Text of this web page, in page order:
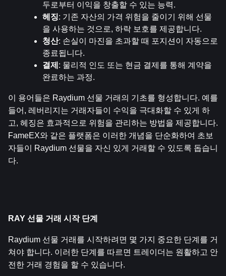
두로부터 이익을 창출할 수 있는 능력.
헤징: 기존 자산의 가격 위험을 줄이기 위해 선물
을 사용하는 것으로, 하락 보호를 제공합니다.
청산: 손실이 마진을 초과할 때 포지션이 자동으로
종료됩니다.
결제 : 물리적 인도 또는 현금 결제를 통해 계약을
완료하는 과정.
이 용어들은 Raydium 선물 거래의 기초를 형성합니다. 예를
들어, 레버리지는 거래자들이 수익을 극대화할 수 있게 하
고, 헤징은 효과적으로 위험을 관리하는 방법을 제공합니다.
FameEX와 같은 플랫폼은 이러한 개념을 단순화하여 초보
자들이 Raydium 선물을 자신 있게 거래할 수 있도록 돕습니
다.
RAY 선물 거래 시작 단계
Raydium 선물 거래를 시작하려면 몇 가지 중요한 단계를 거
쳐야 합니다. 이러한 단계를 따르면 트레이더는 원활하고 안
전한 거래 경험을 할 수 있습니다.